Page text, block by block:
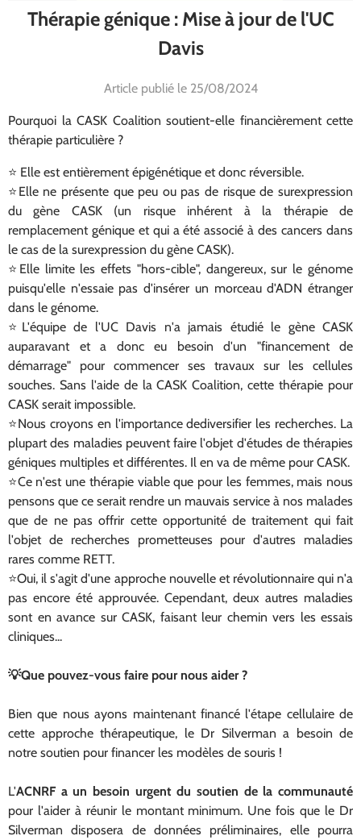
Thérapie génique : Mise à jour de l'UC
Davis
Article publié le 25/08/2024
Pourquoi la CASK Coalition soutient-elle financièrement cette
thérapie particulière ?
⭐️ Elle est entièrement épigénétique et donc réversible.
⭐️Elle ne présente que peu ou pas de risque de surexpression
du gène CASK (un risque inhérent à la thérapie de
remplacement génique et qui a été associé à des cancers dans
le cas de la surexpression du gène CASK).
⭐️Elle limite les effets "hors-cible", dangereux, sur le génome
puisqu'elle n'essaie pas d'insérer un morceau d'ADN étranger
dans le génome.
⭐️L'équipe de l'UC Davis n'a jamais étudié le gène CASK
auparavant et a donc eu besoin d'un "financement de
démarrage" pour commencer ses travaux sur les cellules
souches. Sans l'aide de la CASK Coalition, cette thérapie pour
CASK serait impossible.
⭐️Nous croyons en l'importance dediversifier les recherches. La
plupart des maladies peuvent faire l'objet d'études de thérapies
géniques multiples et différentes. Il en va de même pour CASK.
⭐️Ce n'est une thérapie viable que pour les femmes, mais nous
pensons que ce serait rendre un mauvais service à nos malades
que de ne pas offrir cette opportunité de traitement qui fait
l'objet de recherches prometteuses pour d'autres maladies
rares comme RETT.
⭐️Oui, il s'agit d'une approche nouvelle et révolutionnaire qui n'a
pas encore été approuvée. Cependant, deux autres maladies
sont en avance sur CASK, faisant leur chemin vers les essais
cliniques...
💡Que pouvez-vous faire pour nous aider ?
Bien que nous ayons maintenant financé l'étape cellulaire de
cette approche thérapeutique, le Dr Silverman a besoin de
notre soutien pour financer les modèles de souris !
L'ACNRF a un besoin urgent du soutien de la communauté
pour l'aider à réunir le montant minimum. Une fois que le Dr
Silverman disposera de données préliminaires, elle pourra